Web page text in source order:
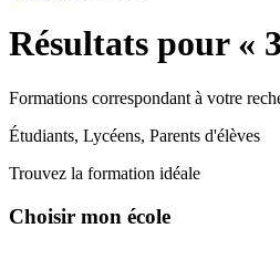
Résultats pour « 3
Formations correspondant à votre
Étudiants, Lycéens, Parents d'élèves
Trouvez la formation idéale
Choisir mon école